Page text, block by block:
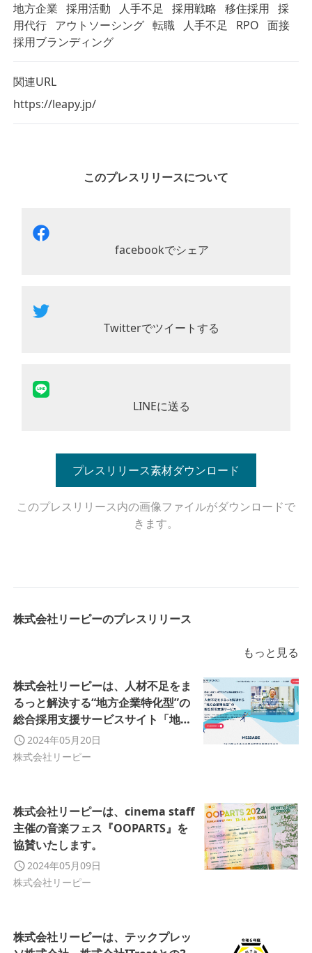
地方企業 採用活動 人手不足 採用戦略 移住採用 採
用代行 アウトソーシング 転職 人手不足 RPO 面接
採用ブランディング
関連URL
https://leapy.jp/
このプレスリリースについて
facebookでシェア
Twitterでツイートする
LINEに送る
プレスリリース素材ダウンロード
このプレスリリース内の画像ファイルがダウンロードで
きます。
株式会社リーピーのプレスリリース
もっと見る
株式会社リーピーは、人材不足をま
るっと解決する“地方企業特化型”の
総合採用支援サービスサイト「地方
採用WORKS」を開設いたしまし
た。
2024年05月20日
株式会社リーピー
株式会社リーピーは、cinema staff
主催の音楽フェス『OOPARTS』を
協賛いたします。
2024年05月09日
株式会社リーピー
株式会社リーピーは、テックプレッ